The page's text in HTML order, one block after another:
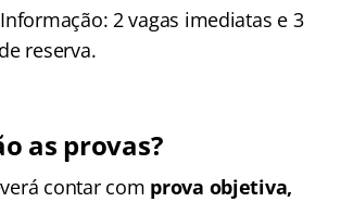
2 vagas imediatas e 3
reserva.
as provas?
contar com prova objetiva,